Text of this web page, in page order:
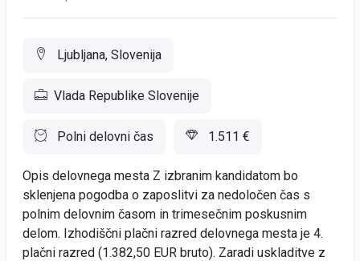
Ljubljana, Slovenija
Vlada Republike Slovenije
Polni delovni čas 1.511 €
Opis delovnega mesta Z izbranim kandidatom bo
sklenjena pogodba o zaposlitvi za nedoločen čas s
polnim delovnim časom in trimesečnim poskusnim
delom. Izhodiščni plačni razred delovnega mesta je 4.
plačni razred (1.382,50 EUR bruto). Zaradi uskladitve z